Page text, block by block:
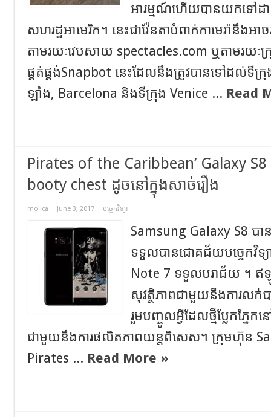
អារម្មណ៍ហើយបានយកទៅដា
សហរដ្ឋអាមេរិក។ នេះជាវ៉ែនតាបំពាក់កាមេរ៉ានឹង
តាមរយៈវេបសាយ spectacles.com ឬតាមរយ
ផ្គត់ផ្គង់Snapbot នេះដែលនឹងត្រូវបានទៅដល់ទីក្
ឡាំង, Barcelona និងទីក្រុង Venice ... Read
Pirates of the Caribbean’ Galaxy
booty chest ដូចនៅក្នុងសាច់រឿង
molica June 3, 2017 បច្ចេកវិទ្យា
Samsung Galaxy S8 ប
ទទួលបានជោគជ័យបច្ចេកវិទ្យ
Note 7 ទទួលបរាជ័យ ។ ឥ
សុវត្ថិភាពជាមួយនឹងការលក់
រួមបញ្ចូលអ្វីដែលថ្មីប្លែកភ្នែក
ជាមួយនឹងការផលិតភាពយន្តពិសេស។ ក្រុមហ៊ុន
Pirates ... Read More »